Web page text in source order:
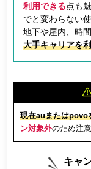
利用できる点も
でと変わらない
地下や屋内、時
大手キャリアを
現在auまたはpovo
ン対象外のため注
キャ